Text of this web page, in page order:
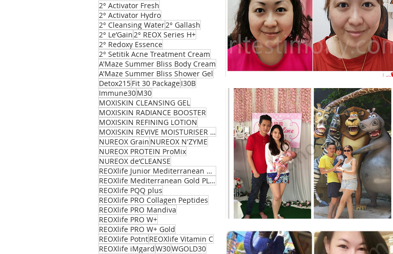
2° Activator Fresh
2° Activator Hydro
2° Cleansing Water2° Gallash
2° Le’Gain2° REOX Series H+
2° Redoxy Essence
2° Setitik Acne Treatment Cream
A'Maze Summer Bliss Body Cream
A'Maze Summer Bliss Shower Gel
Detox215Fit 30 PackageI30B
Immune30M30
MOXISKIN CLEANSING GEL
MOXISKIN RADIANCE BOOSTER
MOXISKIN REFINING LOTION
MOXISKIN REVIVE MOISTURISER CREAM
NUREOX Grain NUREOX N'ZYME
NUREOX PROTEIN ProMix
NUREOX de’CLEANSE
REOXlife Junior Mediterranean Kids
REOXlife Mediterranean Gold PLUS
REOXlife PQQ plus
REOXlife PRO Collagen Peptides
REOXlife PRO Mandiva
REOXlife PRO W+
REOXlife PRO W+ Gold
REOXlife PotntREOXlife Vitamin C
REOXlife iMgardW30WGOLD30